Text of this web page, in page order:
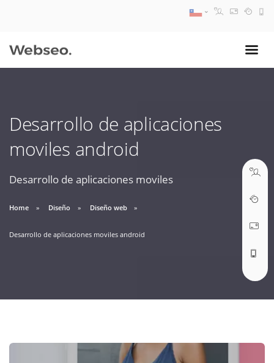
Desarrollo de aplicaciones
moviles android
Desarrollo de aplicaciones moviles
Home Diseño Diseño web
Desarrollo de aplicaciones moviles android
09:30 AM A 18:30 PM
soporte@webseo.cl